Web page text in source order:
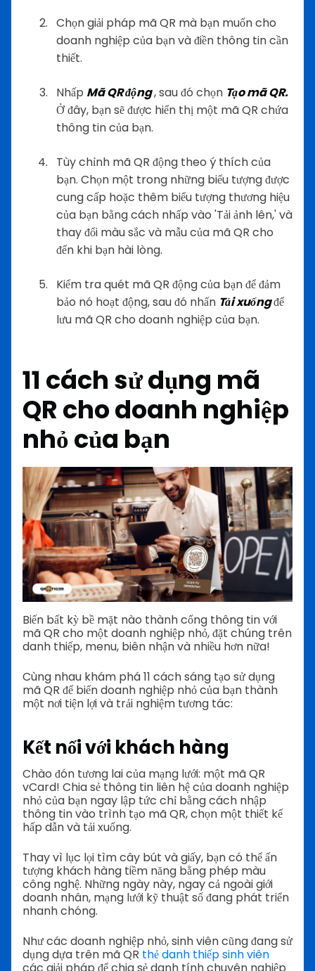
Chọn giải pháp mã QR mà bạn muốn cho
doanh nghiệp của bạn và điền thông tin cần
thiết.
Nhấp Mã QR động, sau đó chọn Tạo mã QR.
Ở đây, bạn sẽ được hiển thị một mã QR chứa
thông tin của bạn.
Tùy chỉnh mã QR động theo ý thích của
bạn. Chọn một trong những biểu tượng được
cung cấp hoặc thêm biểu tượng thương hiệu
của bạn bằng cách nhấp vào 'Tải ảnh lên,' và
thay đổi màu sắc và mẫu của mã QR cho
đến khi bạn hài lòng.
Kiểm tra quét mã QR động của bạn để đảm
bảo nó hoạt động, sau đó nhấn Tải xuốngđể
lưu mã QR cho doanh nghiệp của bạn.
11 cách sử dụng mã
QR cho doanh nghiệp
nhỏ của bạn
Biến bất kỳ bề mặt nào thành cổng thông tin với
mã QR cho một doanh nghiệp nhỏ, đặt chúng trên
danh thiếp, menu, biên nhận và nhiều hơn nữa!
Cùng nhau khám phá 11 cách sáng tạo sử dụng
mã QR để biến doanh nghiệp nhỏ của bạn thành
một nơi tiện lợi và trải nghiệm tương tác:
Kết nối với khách hàng
Chào đón tương lai của mạng lưới: một mã QR
vCard! Chia sẻ thông tin liên hệ của doanh nghiệp
nhỏ của bạn ngay lập tức chỉ bằng cách nhập
thông tin vào trình tạo mã QR, chọn một thiết kế
hấp dẫn và tải xuống.
Thay vì lục lọi tìm cây bút và giấy, bạn có thể ấn
tượng khách hàng tiềm năng bằng phép màu
công nghệ. Những ngày này, ngay cả ngoài giới
doanh nhân, mạng lưới kỹ thuật số đang phát triển
nhanh chóng.
Như các doanh nghiệp nhỏ, sinh viên cũng đang sử
dụng dựa trên mã QR thẻ danh thiếp sinh viên